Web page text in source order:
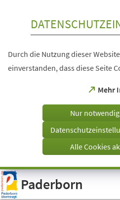
Visuelle
Assistenzsoftware
öffnen.
Durch die Nutzung dieser
einverstanden, dass diese Seite
Mehr
(Öffnet
einem
Tab)
Nur
Alle Cookies
Paderborn